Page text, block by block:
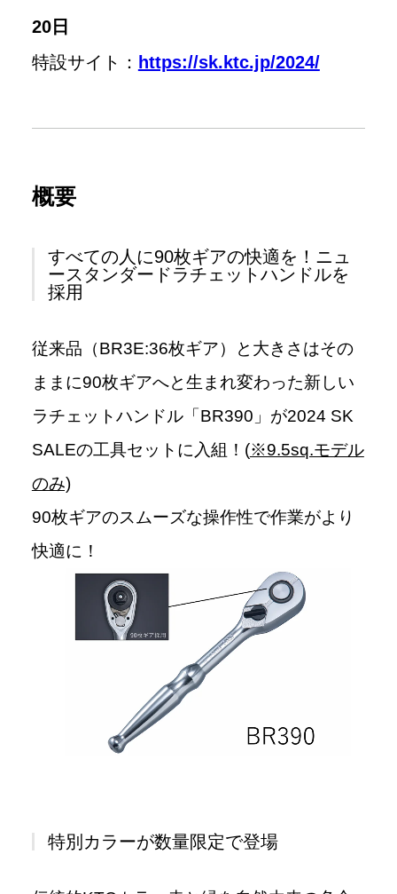
20日
特設サイト： https://sk.ktc.jp/2024/
概要
すべての人に90枚ギアの快適を！ニュ
ースタンダードラチェットハンドルを
採用
従来品（BR3E:36枚ギア）と大きさはその
ままに90枚ギアへと生まれ変わった新しい
ラチェットハンドル「BR390」が2024 SK
SALEの工具セットに入組！(※9.5sq.モデル
のみ)
90枚ギアのスムーズな操作性で作業がより
快適に！
特別カラーが数量限定で登場